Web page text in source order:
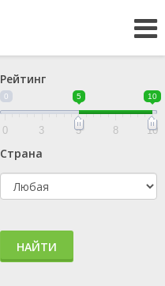
Рейтинг
0 5 10
0 3 5 8 10
Страна
НАЙТИ